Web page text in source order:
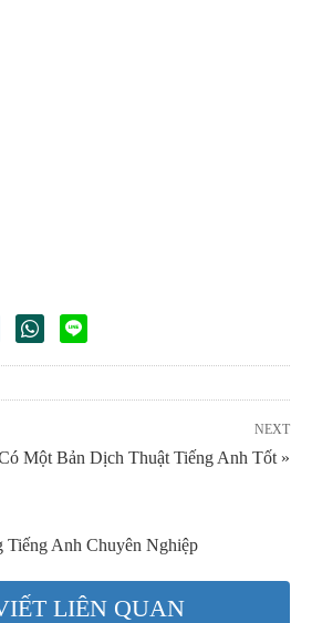
NEXT
Một Bản Dịch Thuật Tiếng Anh Tốt »
Tiếng Anh Chuyên Nghiệp
LIÊN QUAN